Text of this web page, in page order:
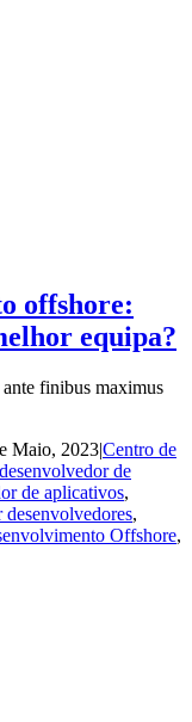
offshore:
equipa?
finibus maximus
Maio, 2023|Centro de
de
de aplicativos,
desenvolvedores,
Offshore,